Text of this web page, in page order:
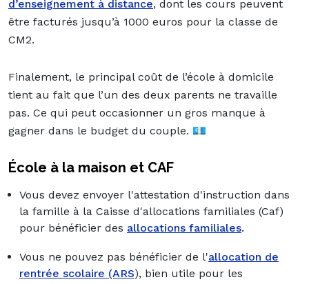
d’enseignement à distance, dont les cours peuvent
être facturés jusqu’à 1000 euros pour la classe de
CM2.
Finalement, le principal coût de l’école à domicile
tient au fait que l’un des deux parents ne travaille
pas. Ce qui peut occasionner un gros manque à
gagner dans le budget du couple. 💶
École à la maison et CAF
Vous devez envoyer l'attestation d'instruction dans
la famille à la Caisse d'allocations familiales (Caf)
pour bénéficier des allocations familiales.
Vous ne pouvez pas bénéficier de l'allocation de
rentrée scolaire (ARS), bien utile pour les